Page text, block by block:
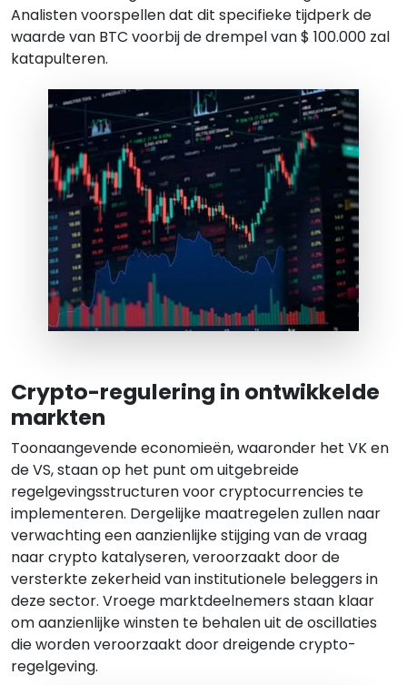
Analisten voorspellen dat dit specifieke tijdperk de
waarde van BTC voorbij de drempel van $ 100.000 zal
katapulteren.
Crypto-regulering in ontwikkelde
markten
Toonaangevende economieën, waaronder het VK en
de VS, staan op het punt om uitgebreide
regelgevingsstructuren voor cryptocurrencies te
implementeren. Dergelijke maatregelen zullen naar
verwachting een aanzienlijke stijging van de vraag
naar crypto katalyseren, veroorzaakt door de
versterkte zekerheid van institutionele beleggers in
deze sector. Vroege marktdeelnemers staan klaar
om aanzienlijke winsten te behalen uit de oscillaties
die worden veroorzaakt door dreigende crypto-
regelgeving.